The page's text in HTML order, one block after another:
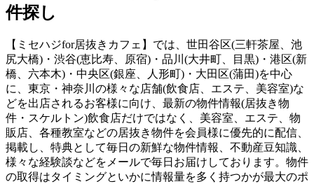
件探し
【ミセハジfor居抜きカフェ】では、世田谷区(三軒茶屋、池
尻大橋)・渋谷(恵比寿、原宿)・品川(大井町、目黒)・港区(新
橋、六本木)・中央区(銀座、人形町)・大田区(蒲田)を中心
に、東京・神奈川の様々な店舗(飲食店、エステ、美容室)な
どを出店されるお客様に向け、最新の物件情報(居抜き物
件・スケルトン)飲食店だけではなく、美容室、エステ、物
販店、各種教室などの居抜き物件を会員様に優先的に配信、
掲載し、特典として毎日の新鮮な物件情報、不動産豆知識、
様々な経験談などをメールで毎日お届けしております。物件
の取得はタイミングといかに情報量を多く持つかが最大のポ